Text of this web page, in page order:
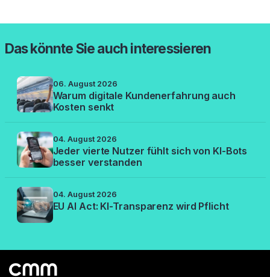
Das könnte Sie auch interessieren
06. August 2026
Warum digitale Kundenerfahrung auch
Kosten senkt
04. August 2026
Jeder vierte Nutzer fühlt sich von KI-Bots
besser verstanden
04. August 2026
EU AI Act: KI-Transparenz wird Pflicht